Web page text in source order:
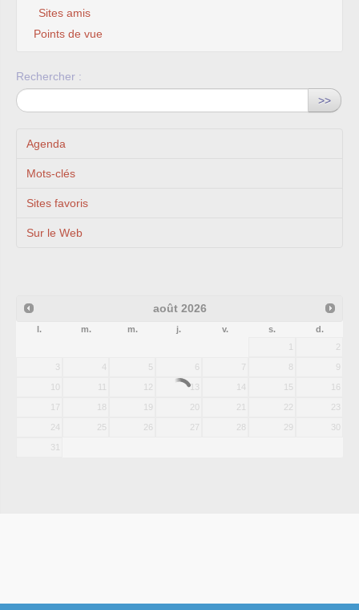
Sites amis
Points de vue
Rechercher :
>>
Agenda
Mots-clés
Sites favoris
Sur le Web
août 2026
l. m. m. j. v. s.
d.
1
2
3 4 5 6 7 8 9
10 11 12 13 14 15 16
17 18 19 20 21 22 23
24 25 26 27 28 29 30
31